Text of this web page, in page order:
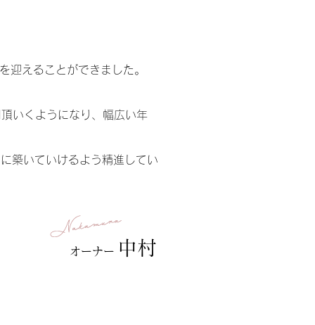
えることができました。
いくようになり、幅広い年
築いていけるよう精進してい
オーナー 中村